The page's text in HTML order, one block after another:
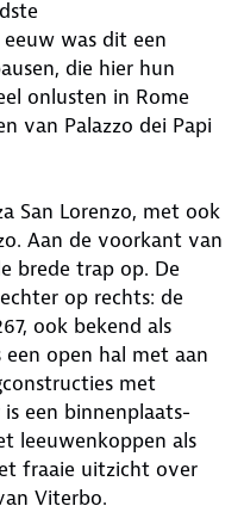
eeuw was dit een
die hier hun
onlusten in Rome
van Palazzo dei Papi
San Lorenzo, met ook
Aan de voorkant van
brede trap op. De
op rechts: de
ook bekend als
een open hal met aan
met
een binnenplaats-
leeuwenkoppen als
fraaie uitzicht over
Viterbo.